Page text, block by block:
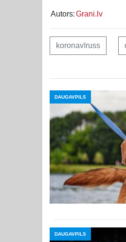
Autors:Grani.lv
koronavīruss
DAUGAVPILS
DAUGAVPILS